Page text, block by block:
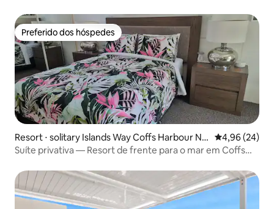
Preferido dos hóspedes
Preferido dos hóspedes
Resort ⋅ solitary Islands Way Coffs Harbour NS
W
4,96 de uma
4,96 (24)
Suíte privativa — Resort de frente para o mar em Coffs